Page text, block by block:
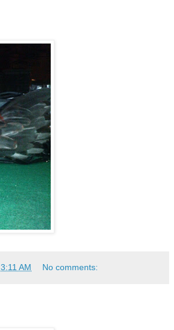
3:11 AM No comments: